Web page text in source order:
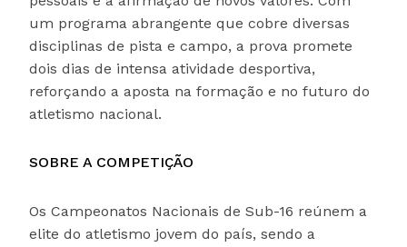
um programa abrangente que cobre diversas
disciplinas de pista e campo, a prova promete
dois dias de intensa atividade desportiva,
reforçando a aposta na formação e no futuro do
atletismo nacional.
SOBRE A COMPETIÇÃO
Os Campeonatos Nacionais de Sub-16 reúnem a
elite do atletismo jovem do país, sendo a